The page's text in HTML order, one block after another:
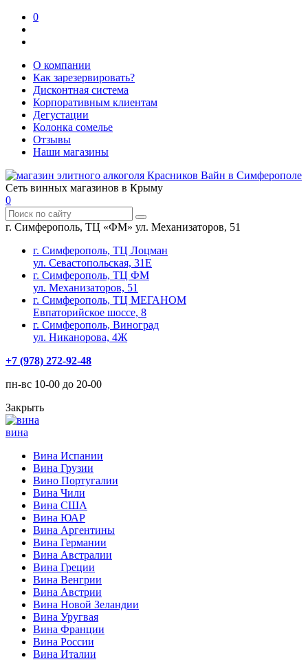
0
О компании
Как зарезервировать?
Дисконтная система
Корпоративным клиентам
Дегустации
Колонка сомелье
Отзывы
Наши магазины
Сеть винных магазинов в Крыму
0
г. Симферополь, ТЦ «ФМ» ул. Механизаторов, 51
г. Симферополь, ТЦ Лоцман
ул. Севастопольская, 31Е
г. Симферополь, ТЦ ФМ
ул. Механизаторов, 51
г. Симферополь, ТЦ МЕГАНОМ
Евпаторийское шоссе, 8
г. Симферополь, Виноград
ул. Никанорова, 4Ж
+7 (978) 272-92-48
пн-вс 10-00 до 20-00
Закрыть
вина
Вина Испании
Вина Грузии
Вино Португалии
Вина Чили
Вина США
Вина ЮАР
Вина Аргентины
Вина Германии
Вина Австралии
Вина Греции
Вина Венгрии
Вина Австрии
Вина Новой Зеландии
Вина Уругвая
Вина Франции
Вина России
Вина Италии